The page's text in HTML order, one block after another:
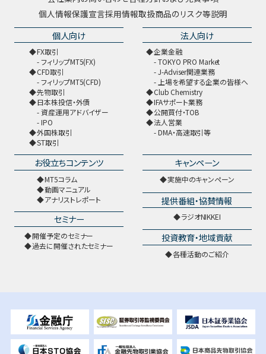
個人情報保護宣言採用情報取扱商品のリスク等説明
個人向け
FX取引
フィリップMT5(FX)
CFD取引
フィリップMT5(CFD)
先物取引
日本株投信・外債
資産運用アドバイザー
IPO
外国株取引
ST取引
法人向け
企業金融
TOKYO PRO Market
J-Adviser関連業務
上場を希望する企業の皆様へ
Club Chemistry
IFAサポート業務
公開買付・TOB
法人営業
DMA・高速取引等
お役立ちコンテンツ
MT5コラム
動画マニュアル
アナリストレポート
セミナー
開催予定のセミナー
過去に開催されたセミナー
キャンペーン
実施中のキャンペーン
提供番組・協賛情報
ラジオNIKKEI
投資教育・地域貢献
各種活動のご紹介